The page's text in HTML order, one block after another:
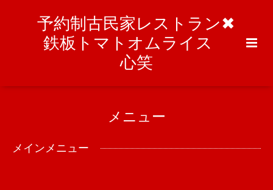
予約制古民家レストラン✖︎
鉄板トマトオムライス
心笑
メニュー
メインメニュー